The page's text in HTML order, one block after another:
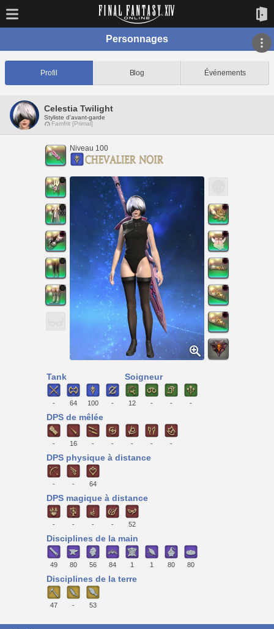
Personnages
Profil Blog Événements
Celestia Twilight
Styliste d'avant-garde
Famfrit [Primal]
Niveau 100
Tank
- 64 100 -
Soigneur
12 - - -
DPS de mêlée
- 16 - - - - -
DPS physique à distance
- - 64
DPS magique à distance
- - - - 52
Disciplines de la main
49 80 56 84 1 1 80 80
Disciplines de la terre
47 - 53